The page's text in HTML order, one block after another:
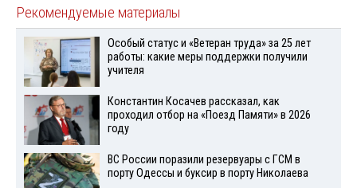
Рекомендуемые материалы
Особый статус и «Ветеран труда» за 25 лет
работы: какие меры поддержки получили
учителя
Константин Косачев рассказал, как
проходил отбор на «Поезд Памяти» в 2026
году
ВС России поразили резервуары с ГСМ в
порту Одессы и буксир в порту Николаева